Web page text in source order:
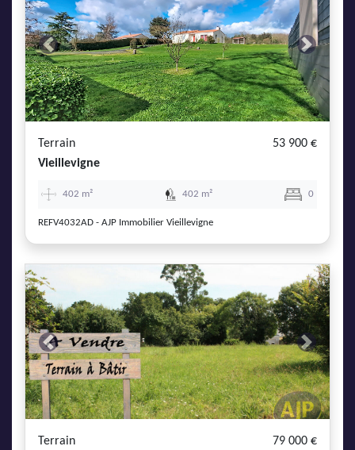
Previous Next
Terrain
53 900 €
Vieillevigne
402 m² 402 m² 0
REFV4032AD - AJP Immobilier Vieillevigne
Previous Next
Terrain
79 000 €